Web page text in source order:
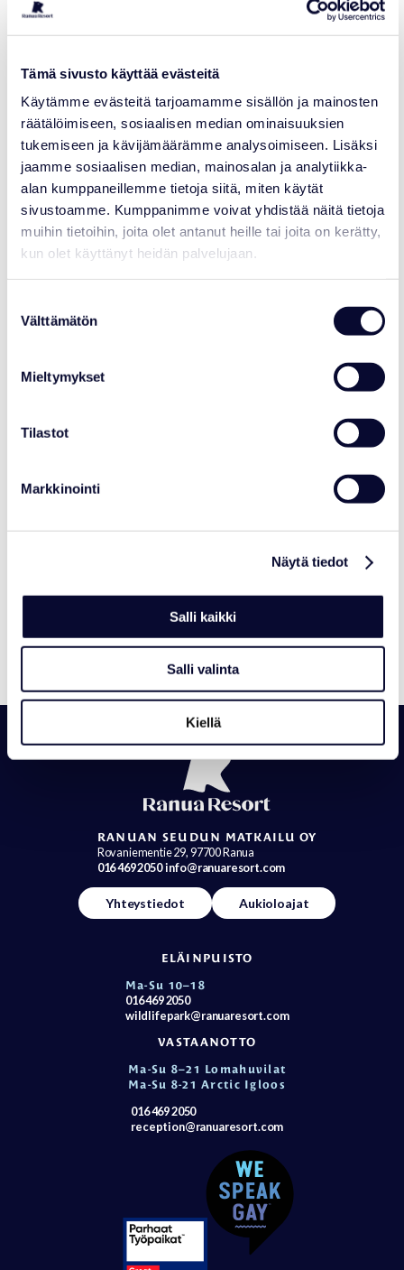
Tämä sivusto käyttää evästeitä
Käytämme evästeitä tarjoamamme sisällön ja mainosten
räätälöimiseen, sosiaalisen median ominaisuuksien
tukemiseen ja kävijämäärämme analysoimiseen. Lisäksi
jaamme sosiaalisen median, mainosalan ja analytiikka-
alan kumppaneillemme tietoja siitä, miten käytät
sivustoamme. Kumppanimme voivat yhdistää näitä tietoja
muihin tietoihin, joita olet antanut heille tai joita on kerätty,
kun olet käyttänyt heidän palvelujaan.
valinta
Välttämätön
Mieltymykset
Tilastot
Markkinointi
Näytä tiedot
Salli kaikki
Salli valinta
Kiellä
AJANKOHTAISTA
Varaa Syksyn eläimellinen kokous 15.9.
mennessä
Lue lisää
17.07.2026
Ranua Resortista Polar Bears
Lue lisää
RANUAN SEUDUN MATKAILU OY
Rovaniementie 29, 97700 Ranua
016 469 2050info@ranuaresort.com
Yhteystiedot Aukioloajat
ELÄINPUISTO
Ma-Su 10–18
016 469 2050
wildlifepark@ranuaresort.com
VASTAANOTTO
Ma-Su 8–21 Lomahuvilat
Ma-Su 8-21 Arctic Igloos
016 469 2050
reception@ranuaresort.com